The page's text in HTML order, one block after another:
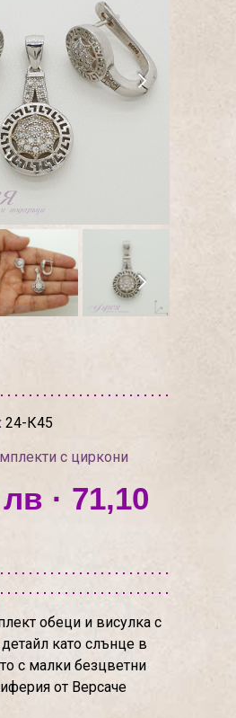
24-К45
с циркони
· 71,10
обеци и висулка с
като слънце в
с малки безцветни
от Версаче